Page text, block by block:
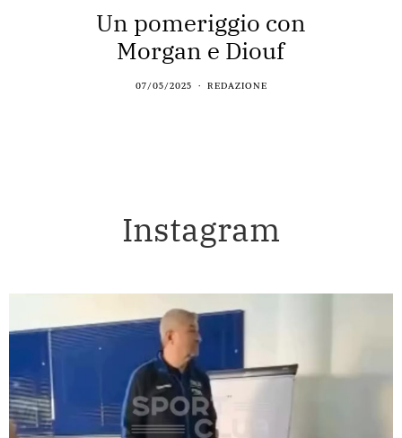
Un pomeriggio con
Morgan e Diouf
07/05/2025 REDAZIONE
Instagram